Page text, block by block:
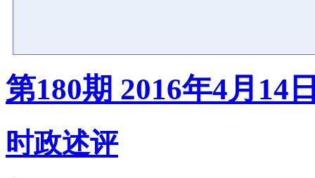
第180期 2016年4月14
时政述评